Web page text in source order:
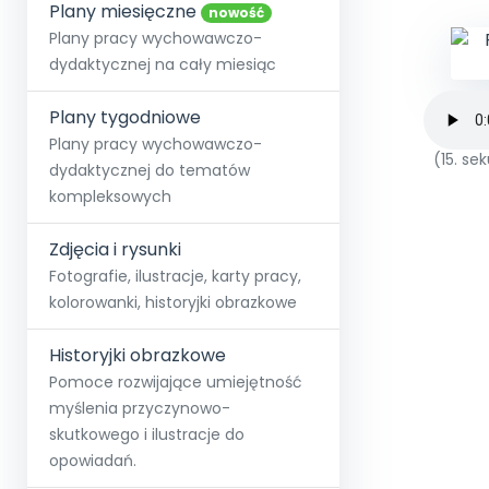
Społeczność
+48 12 631 04 10
kontakt@blizejprzedszkola.pl
O miesięczniku
Strona główna
O Akademii
Poznaj pakiet MAX
Testuj przez 7 dni
Wszystkie projekty
Skontaktuj się
Dodaj wpis
Plany miesięczne nowość
Plany pracy wychowawczo-
dydaktycznej na cały miesiąc
Plany tygodniowe
Plany pracy wychowawczo-
dydaktycznej do tematów
kompleksowych
Zdjęcia i rysunki
Fotografie, ilustracje, karty pracy,
kolorowanki, historyjki obrazkowe
Historyjki obrazkowe
Pomoce rozwijające umiejętność
myślenia przyczynowo-
skutkowego i ilustracje do
opowiadań.
(15.